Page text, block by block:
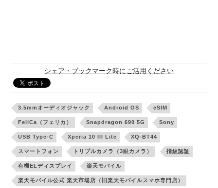
シェア・ブックマーク時にご活用ください
3.5mmオーディオジャック Android OS eSIM
FeliCa（フェリカ） Snapdragon 690 5G Sony
USB Type-C Xperia 10 III Lite XQ-BT44
スマートフォン トリプルカメラ（3眼カメラ） 指紋認証
有機ELディスプレイ 楽天モバイル
楽天モバイル公式 楽天市場店（旧楽天モバイルスマホ専門店）